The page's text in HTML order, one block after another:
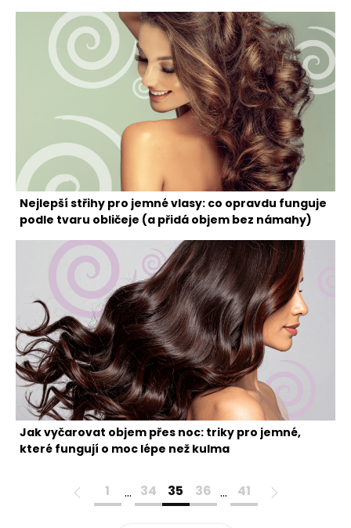
Nejlepší střihy pro jemné vlasy: co opravdu funguje
podle tvaru obličeje (a přidá objem bez námahy)
Jak vyčarovat objem přes noc: triky pro jemné,
které fungují o moc lépe než kulma
1 … 34 35 36 … 41